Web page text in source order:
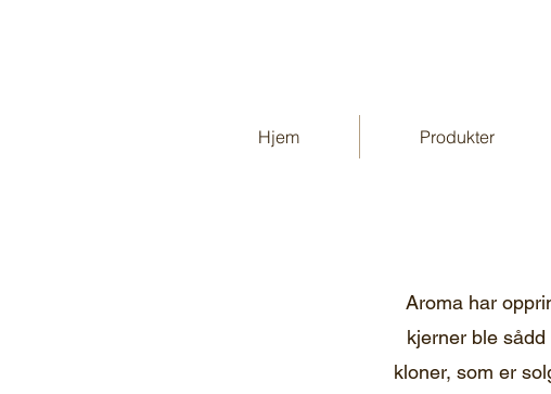
Hjem Produkter
Aroma har
kjerner ble
kloner, som er